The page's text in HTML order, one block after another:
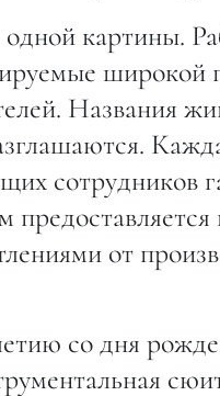
картины.
Названия
сотрудников
от
со дня